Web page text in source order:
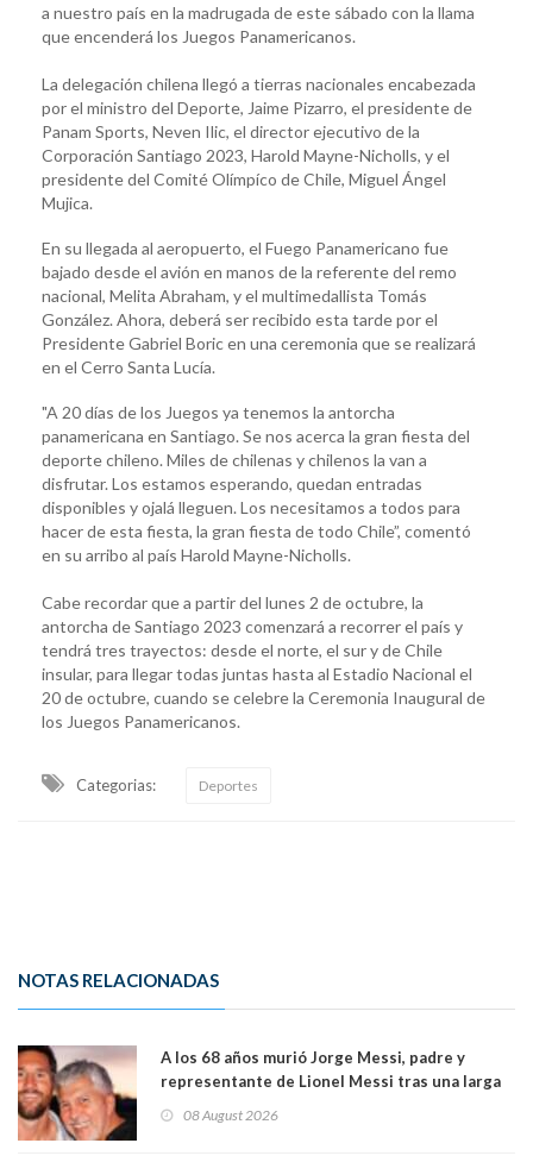
a nuestro país en la madrugada de este sábado con la llama
que encenderá los Juegos Panamericanos.
La delegación chilena llegó a tierras nacionales encabezada
por el ministro del Deporte, Jaime Pizarro, el presidente de
Panam Sports, Neven Ilic, el director ejecutivo de la
Corporación Santiago 2023, Harold Mayne-Nicholls, y el
presidente del Comité Olímpíco de Chile, Miguel Ángel
Mujica.
En su llegada al aeropuerto, el Fuego Panamericano fue
bajado desde el avión en manos de la referente del remo
nacional, Melita Abraham, y el multimedallista Tomás
González. Ahora, deberá ser recibido esta tarde por el
Presidente Gabriel Boric en una ceremonia que se realizará
en el Cerro Santa Lucía.
"A 20 días de los Juegos ya tenemos la antorcha
panamericana en Santiago. Se nos acerca la gran fiesta del
deporte chileno. Miles de chilenas y chilenos la van a
disfrutar. Los estamos esperando, quedan entradas
disponibles y ojalá lleguen. Los necesitamos a todos para
hacer de esta fiesta, la gran fiesta de todo Chile”, comentó
en su arribo al país Harold Mayne-Nicholls.
Cabe recordar que a partir del lunes 2 de octubre, la
antorcha de Santiago 2023 comenzará a recorrer el país y
tendrá tres trayectos: desde el norte, el sur y de Chile
insular, para llegar todas juntas hasta al Estadio Nacional el
20 de octubre, cuando se celebre la Ceremonia Inaugural de
los Juegos Panamericanos.
Categorias: Deportes
NOTAS RELACIONADAS
A los 68 años murió Jorge Messi, padre y
representante de Lionel Messi tras una larga
08 August 2026